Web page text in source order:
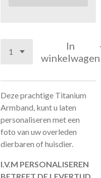
In
winkelwagen
Deze prachtige Titanium
Armband, kunt u laten
personaliseren met een
foto van uw overleden
dierbaren of huisdier.
I.V.M PERSONALISEREN